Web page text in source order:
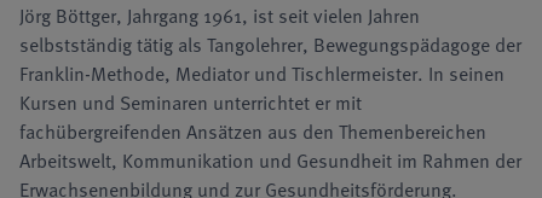
Jörg Böttger, Jahrgang 1961, ist seit vielen Jahren
selbstständig tätig als Tangolehrer, Bewegungspädagoge der
Franklin-Methode, Mediator und Tischlermeister. In seinen
Kursen und Seminaren unterrichtet er mit
fachübergreifenden Ansätzen aus den Themenbereichen
Arbeitswelt, Kommunikation und Gesundheit im Rahmen der
Erwachsenenbildung und zur Gesundheitsförderung.